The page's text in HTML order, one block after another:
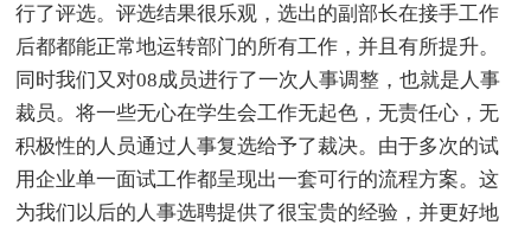
行了评选。评选结果很乐观，选出的副部长在接手工作
后都都能正常地运转部门的所有工作，并且有所提升。
同时我们又对08成员进行了一次人事调整，也就是人事
裁员。将一些无心在学生会工作无起色，无责任心，无
积极性的人员通过人事复选给予了裁决。由于多次的试
用企业单一面试工作都呈现出一套可行的流程方案。这
为我们以后的人事选聘提供了很宝贵的经验，并更好地